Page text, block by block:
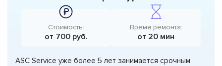
Стоимость:
от 700 руб.
Время ремонта:
от 20 мин
ASC Service уже более 5 лет занимается срочным